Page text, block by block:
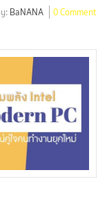
BaNANA 0 Comment